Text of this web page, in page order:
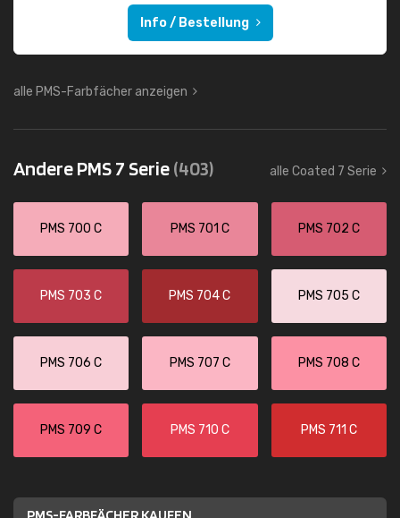
Info / Bestellung
alle PMS-Farbfächer anzeigen
Andere PMS 7 Serie(403) alle Coated 7 Serie
PMS 700 C PMS 701 C PMS 702 C
PMS 703 C PMS 704 C PMS 705 C
PMS 706 C PMS 707 C PMS 708 C
PMS 709 C PMS 710 C PMS 711 C